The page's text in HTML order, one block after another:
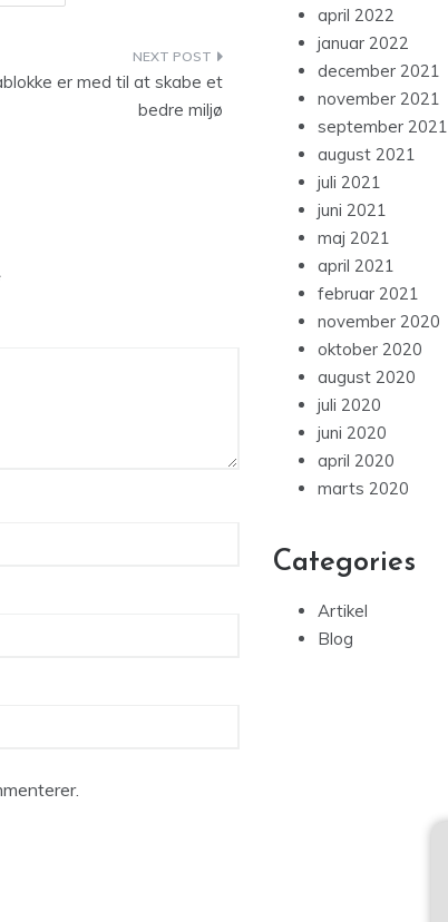
er med til at skabe et
bedre miljø
april 2022
januar 2022
december 2021
november 2021
september 2021
august 2021
juli 2021
juni 2021
maj 2021
april 2021
februar 2021
november 2020
oktober 2020
august 2020
juli 2020
juni 2020
april 2020
marts 2020
Categories
Artikel
Blog